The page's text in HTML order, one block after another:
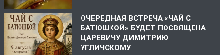
ОЧЕРЕДНАЯ ВСТРЕЧА «ЧАЙ С
БАТЮШКОЙ» БУДЕТ ПОСВЯЩЕНА
ЦАРЕВИЧУ ДИМИТРИЮ
УГЛИЧСКОМУ